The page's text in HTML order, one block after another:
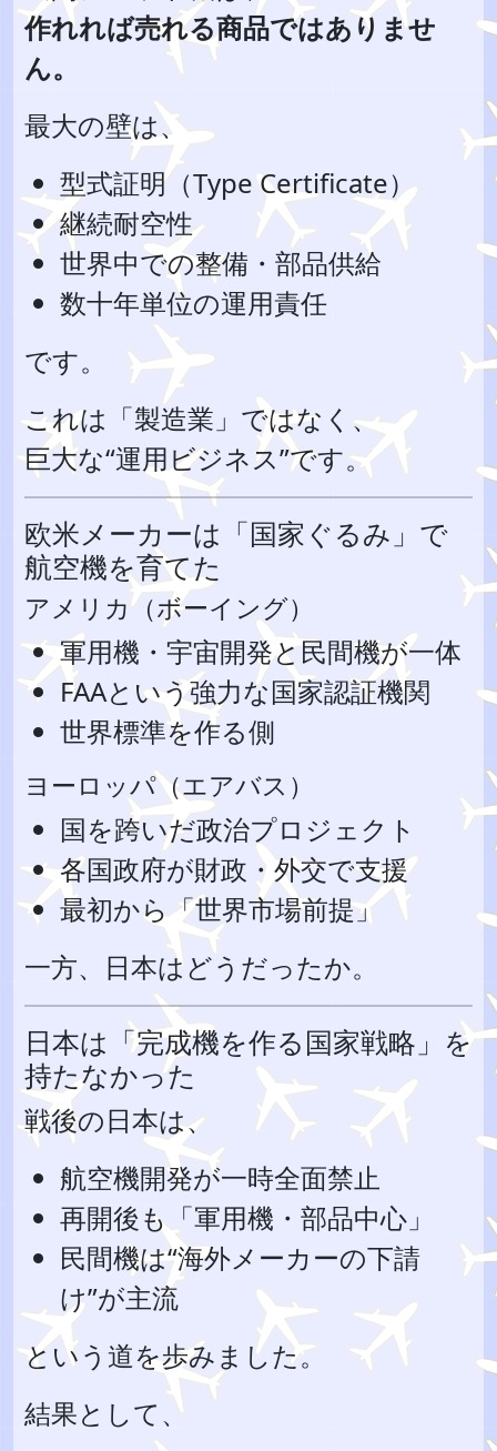
作れれば売れる商品ではありませ
ん。
最大の壁は、
型式証明（Type Certificate）
継続耐空性
世界中での整備・部品供給
数十年単位の運用責任
です。
これは「製造業」ではなく、
巨大な“運用ビジネス”です。
欧米メーカーは「国家ぐるみ」で
航空機を育てた
アメリカ（ボーイング）
軍用機・宇宙開発と民間機が一体
FAAという強力な国家認証機関
世界標準を作る側
ヨーロッパ（エアバス）
国を跨いだ政治プロジェクト
各国政府が財政・外交で支援
最初から「世界市場前提」
一方、日本はどうだったか。
日本は「完成機を作る国家戦略」を
持たなかった
戦後の日本は、
航空機開発が一時全面禁止
再開後も「軍用機・部品中心」
民間機は“海外メーカーの下請
け”が主流
という道を歩みました。
結果として、